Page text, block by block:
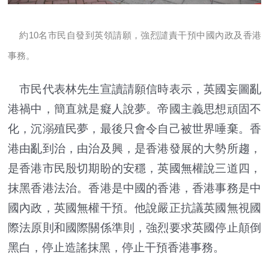
約10名市民自發到英領請願，強烈譴責干預中國內政及香港
事務。
市民代表林先生宣讀請願信時表示，英國妄圖亂
港禍中，簡直就是癡人說夢。帝國主義思想頑固不
化，沉溺殖民夢，最後只會令自己被世界唾棄。香
港由亂到治，由治及興，是香港發展的大勢所趨，
是香港市民殷切期盼的安穩，英國無權說三道四，
抹黑香港法治。香港是中國的香港，香港事務是中
國內政，英國無權干預。他說嚴正抗議英國無視國
際法原則和國際關係準則，強烈要求英國停止顛倒
黑白，停止造謠抹黑，停止干預香港事務。